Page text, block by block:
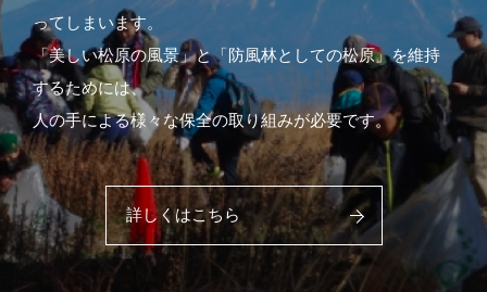
ってしまいます。
「美しい松原の風景」と「防風林としての松原」を維持
するためには、
人の手による様々な保全の取り組みが必要です。
詳しくはこちら